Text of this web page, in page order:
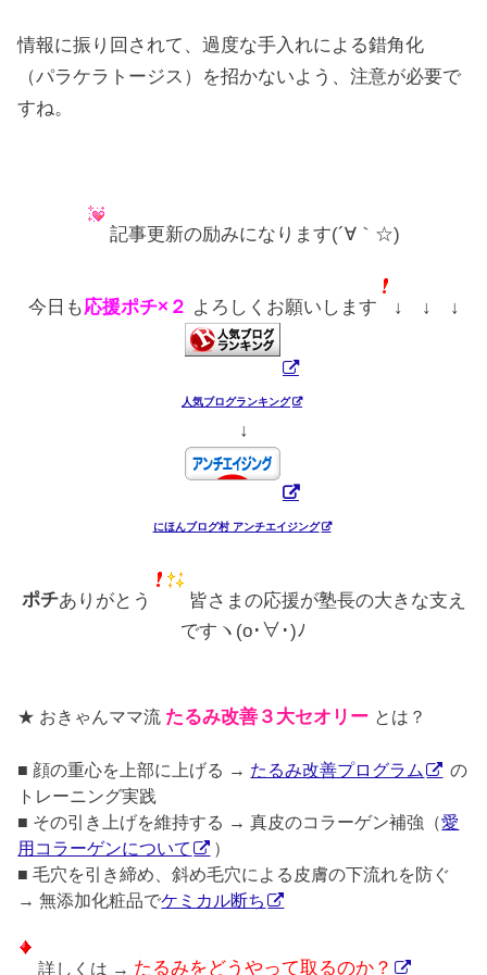
情報に振り回されて、過度な手入れによる錯角化
（パラケラトージス）を招かないよう、注意が必要で
すね。
記事更新の励みになります(´∀｀☆)
今日も応援ポチ×２ よろしくお願いします ↓ ↓ ↓
人気ブログランキング
↓
にほんブログ村 アンチエイジング
ポチありがとう
皆さまの応援が塾長の大きな支え
ですヽ(o･∀･)ﾉ
★ おきゃんママ流 たるみ改善３大セオリー とは？
■ 顔の重心を上部に上げる → たるみ改善プログラム
の
トレーニング実践
■ その引き上げを維持する → 真皮のコラーゲン補強（愛
用コラーゲンについて
）
■ 毛穴を引き締め、斜め毛穴による皮膚の下流れを防ぐ
→ 無添加化粧品でケミカル断ち
詳しくは → たるみをどうやって取るのか？